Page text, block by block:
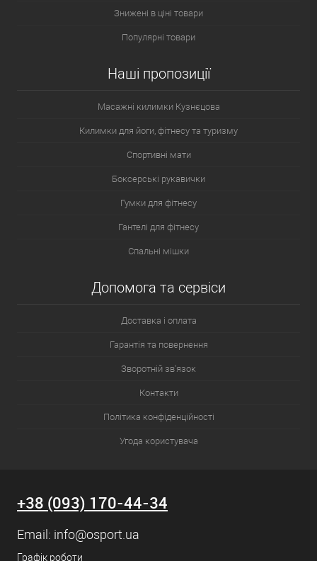
Знижені в ціні товари
Популярні товари
Наші пропозиції
Масажні килимки Кузнєцова
Килимки для йоги, фітнесу та туризму
Спортивні мати
Боксерські рукавички
Гумки для фітнесу
Гантелі для фітнесу
Спальні мішки
Допомога та сервіси
Доставка і оплата
Гарантія та повернення
Зворотній зв'язок
Контакти
Політика конфіденційності
Угода користувача
+38 (093) 170-44-34
Email: info@osport.ua
Графік роботи